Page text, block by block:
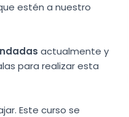
estén a nuestro
actualmente y
para realizar esta
Este curso se